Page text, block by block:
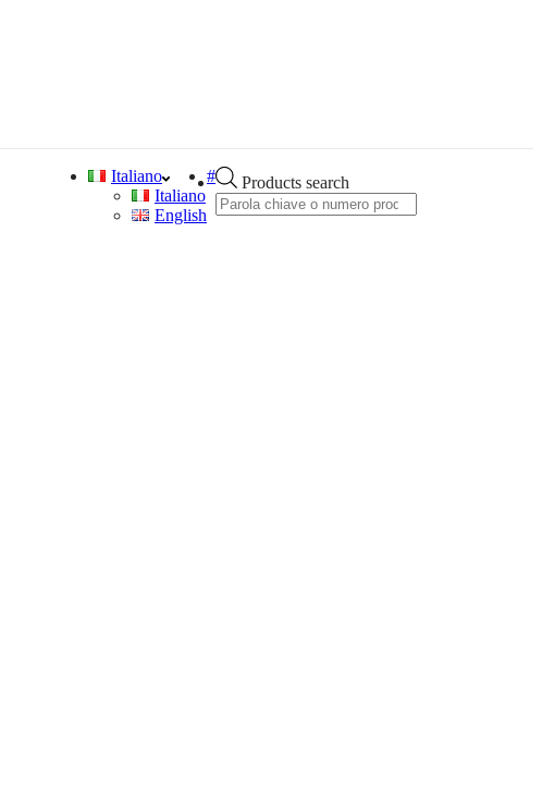
Italiano
Italiano
English
#
Products search